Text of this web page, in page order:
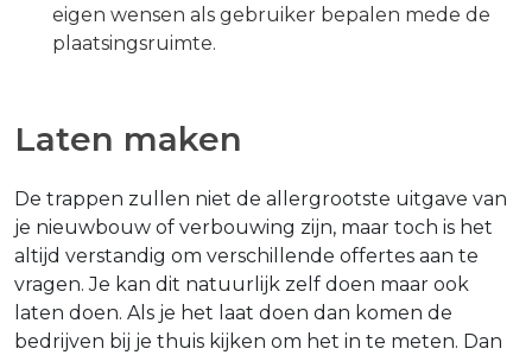
eigen wensen als gebruiker bepalen mede de
plaatsingsruimte.
Laten maken
De trappen zullen niet de allergrootste uitgave van
je nieuwbouw of verbouwing zijn, maar toch is het
altijd verstandig om verschillende offertes aan te
vragen. Je kan dit natuurlijk zelf doen maar ook
laten doen. Als je het laat doen dan komen de
bedrijven bij je thuis kijken om het in te meten. Dan